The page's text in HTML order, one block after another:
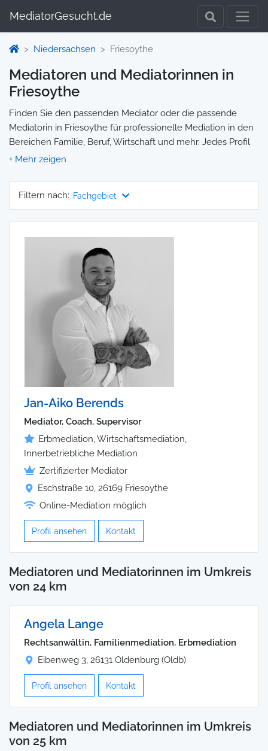
MediatorGesucht.de
Niedersachsen Friesoythe
Mediatoren und Mediatorinnen in
Friesoythe
Finden Sie den passenden Mediator oder die passende
Mediatorin in Friesoythe für professionelle Mediation in den
Bereichen Familie, Beruf, Wirtschaft und mehr. Jedes Profil
enthält Informationen zu Qualifikationen und
Ihre Mediation auswählen und direkt kontaktieren können.
Wir selbst vermitteln keine Mediationen, sondern stellen die
Filtern nach: Fachgebiet
Jan-Aiko Berends
Mediator, Coach, Supervisor
Erbmediation, Wirtschaftsmediation,
Innerbetriebliche Mediation
Zertifizierter Mediator
Eschstraße 10, 26169 Friesoythe
Online-Mediation möglich
Profil ansehen Kontakt
Mediatoren und Mediatorinnen im Umkreis
von 24 km
Angela Lange
Rechtsanwältin, Familienmediation, Erbmediation
Eibenweg 3, 26131 Oldenburg (Oldb)
Profil ansehen Kontakt
Mediatoren und Mediatorinnen im Umkreis
von 25 km